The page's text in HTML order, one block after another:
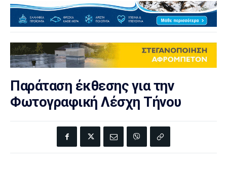
Παράταση έκθεσης για την
Φωτογραφική Λέσχη Τήνου